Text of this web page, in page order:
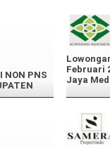
NON PNS
Februari
Jaya